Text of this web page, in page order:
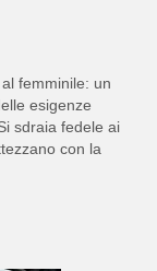
femminile: un
esigenze
sdraia fedele ai
con la